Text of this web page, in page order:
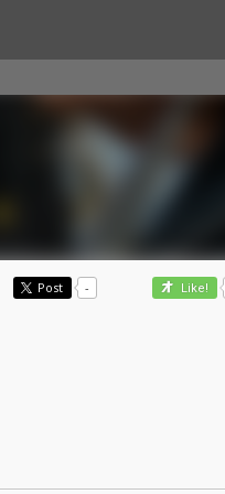
Post - Like!